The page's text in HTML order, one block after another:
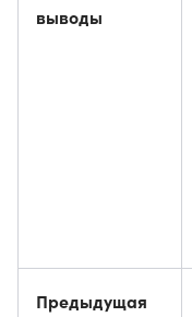
выводы
Предыдущая